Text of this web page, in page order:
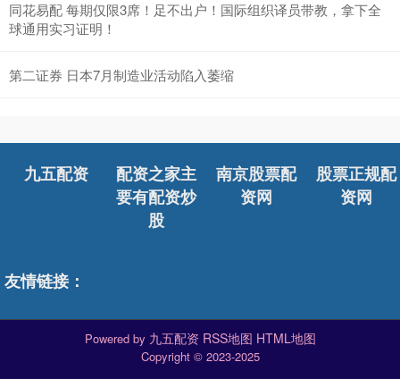
同花易配 每期仅限3席！足不出户！国际组织译员带教，拿下全
球通用实习证明！
第二证券 日本7月制造业活动陷入萎缩
九五配资
配资之家主
要有配资炒
股
南京股票配
资网
股票正规配
资网
友情链接：
Powered by 九五配资 RSS地图 HTML地图
Copyright © 2023-2025